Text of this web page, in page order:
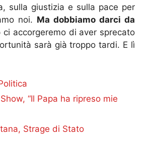
sulla giustizia e sulla pace per
noi. Ma dobbiamo darci da
ci accorgeremo di aver sprecato
sarà già troppo tardi. E lì
“Il Papa ha ripreso mie
Strage di Stato